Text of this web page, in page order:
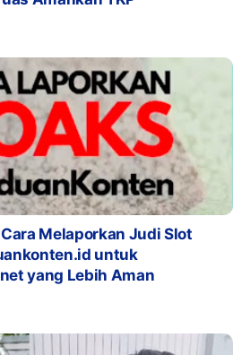
Melaporkan Judi Slot
untuk
yang Lebih Aman